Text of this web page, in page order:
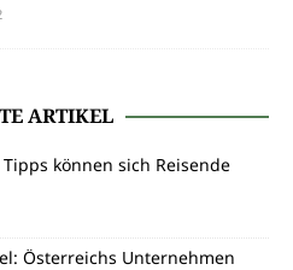
ARTIKEL
können sich Reisende
Österreichs Unternehmen